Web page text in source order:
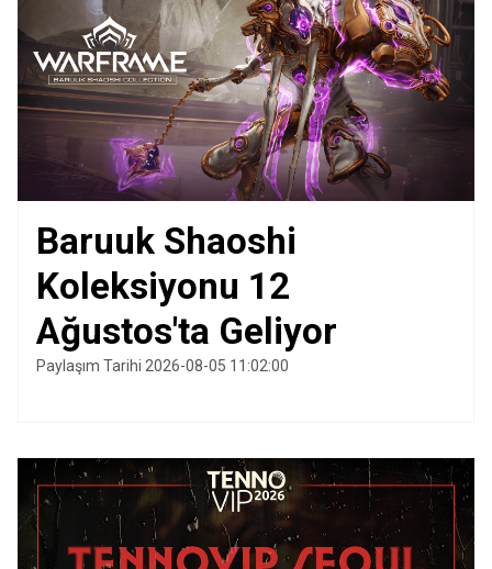
Baruuk Shaoshi
Koleksiyonu 12
Ağustos'ta Geliyor
Paylaşım Tarihi 2026-08-05 11:02:00